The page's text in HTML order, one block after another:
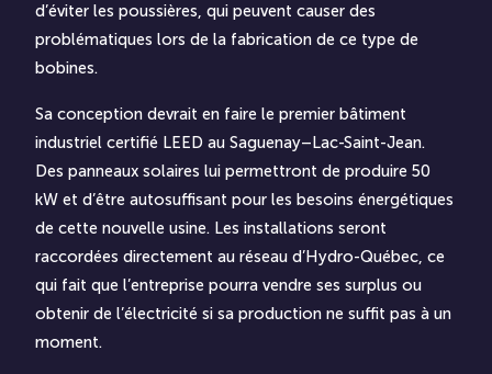
d’éviter les poussières, qui peuvent causer des
problématiques lors de la fabrication de ce type de
bobines.
Sa conception devrait en faire le premier bâtiment
industriel certifié LEED au Saguenay–Lac-Saint-Jean.
Des panneaux solaires lui permettront de produire 50
kW et d’être autosuffisant pour les besoins énergétiques
de cette nouvelle usine. Les installations seront
raccordées directement au réseau d’Hydro-Québec, ce
qui fait que l’entreprise pourra vendre ses surplus ou
obtenir de l’électricité si sa production ne suffit pas à un
moment.